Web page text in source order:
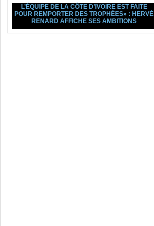
L’ÉQUIPE DE LA CÔTE D’IVOIRE EST FAITE
POUR REMPORTER DES TROPHÉES» : HERVÉ
RENARD AFFICHE SES AMBITIONS